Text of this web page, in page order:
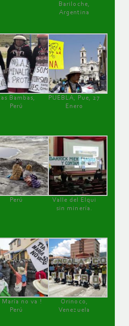
Bariloche,
Argentina
Bambas,
Perú
PUEBLA, Pue, 27
Enero
Perú
Valle del Elqui
sin minería.
María no va !
Perú
Orinoco,
Venezuela